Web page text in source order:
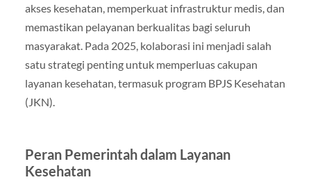
akses kesehatan, memperkuat infrastruktur medis, dan
memastikan pelayanan berkualitas bagi seluruh
masyarakat. Pada 2025, kolaborasi ini menjadi salah
satu strategi penting untuk memperluas cakupan
layanan kesehatan, termasuk program BPJS Kesehatan
(JKN).
Peran Pemerintah dalam Layanan
Kesehatan